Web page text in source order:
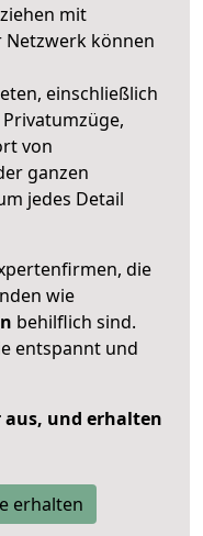
mit
Netzwerk können
einschließlich
von
ganzen
jedes Detail
die
wie
behilflich sind.
entspannt und
aus, und erhalten
erhalten